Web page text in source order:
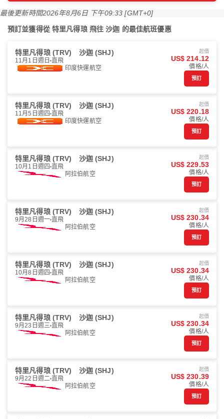
最後更新時間2026年8月6日 下午09:33 [GMT+0]
預訂並獲得從 特里凡得琅 飛往 沙迦 的最佳航班優惠
特里凡得琅 (TRV) 沙迦 (SHJ)
11月1日週日 直飛
印度快運航空
起價
US$ 214.12
價格/人
預訂
特里凡得琅 (TRV) 沙迦 (SHJ)
11月5日週四 直飛
印度快運航空
起價
US$ 220.18
價格/人
預訂
特里凡得琅 (TRV) 沙迦 (SHJ)
10月1日週四 直飛
阿拉伯航空
起價
US$ 229.53
價格/人
預訂
特里凡得琅 (TRV) 沙迦 (SHJ)
9月28日週一 直飛
阿拉伯航空
起價
US$ 230.34
價格/人
預訂
特里凡得琅 (TRV) 沙迦 (SHJ)
10月8日週四 直飛
阿拉伯航空
起價
US$ 230.34
價格/人
預訂
特里凡得琅 (TRV) 沙迦 (SHJ)
9月23日週三 直飛
阿拉伯航空
起價
US$ 230.34
價格/人
預訂
特里凡得琅 (TRV) 沙迦 (SHJ)
9月22日週二 直飛
阿拉伯航空
起價
US$ 230.39
價格/人
預訂